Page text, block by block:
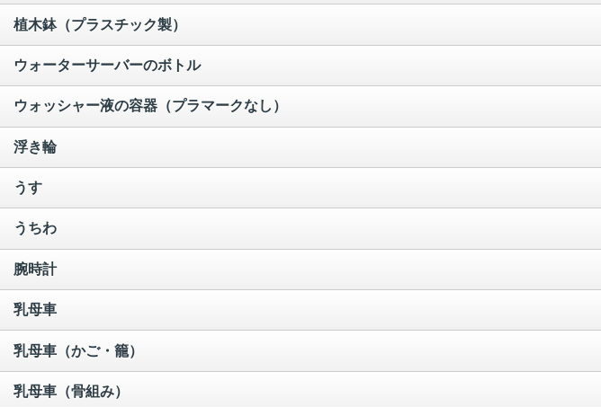
植木鉢（プラスチック製）
ウォーターサーバーのボトル
ウォッシャー液の容器（プラマークなし）
浮き輪
うす
うちわ
腕時計
乳母車
乳母車（かご・籠）
乳母車（骨組み）